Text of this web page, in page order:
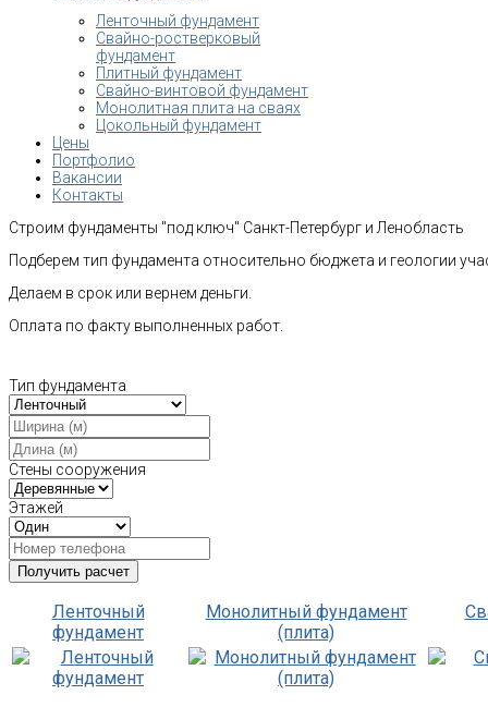
Ленточный фундамент
Свайно-ростверковый
фундамент
Плитный фундамент
Свайно-винтовой фундамент
Монолитная плита на сваях
Цокольный фундамент
Цены
Портфолио
Вакансии
Контакты
Строим фундаменты "под ключ" Санкт-Петербург и Ленобласть
Подберем тип фундамента относительно бюджета и геологии
Делаем в срок или вернем деньги.
Оплата по факту выполненных работ.
Тип фундамента
Стены сооружения
Этажей
Ленточный
фундамент
Монолитный фундамент
(плита)